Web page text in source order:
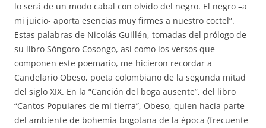
lo será de un modo cabal con olvido del negro. El negro –a
mi juicio- aporta esencias muy firmes a nuestro coctel”.
Estas palabras de Nicolás Guillén, tomadas del prólogo de
su libro Sóngoro Cosongo, así como los versos que
componen este poemario, me hicieron recordar a
Candelario Obeso, poeta colombiano de la segunda mitad
del siglo XIX. En la “Canción del boga ausente”, del libro
“Cantos Populares de mi tierra”, Obeso, quien hacía parte
del ambiente de bohemia bogotana de la época (frecuente